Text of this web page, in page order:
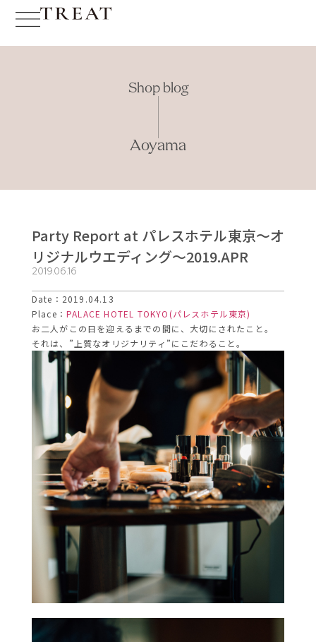
Shop blog
Aoyama
Party Report at パレスホテル東京～オ
リジナルウエディング～2019.APR
2019.06.16
Date：2019.04.13
Place： PALACE HOTEL TOKYO(パレスホテル東京)
お二人がこの日を迎えるまでの間に、大切にされたこと。
それは、”上質なオリジナリティ”にこだわること。